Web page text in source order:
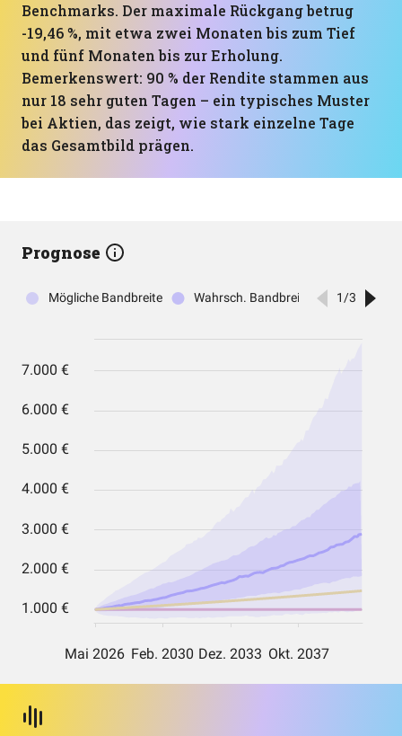
Benchmarks. Der maximale Rückgang betrug
-19,46 %, mit etwa zwei Monaten bis zum Tief
und fünf Monaten bis zur Erholung.
Bemerkenswert: 90 % der Rendite stammen aus
nur 18 sehr guten Tagen – ein typisches Muster
bei Aktien, das zeigt, wie stark einzelne Tage
das Gesamtbild prägen.
Prognose